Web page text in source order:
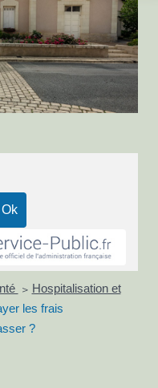
> Hospitalisation et
les frais
?